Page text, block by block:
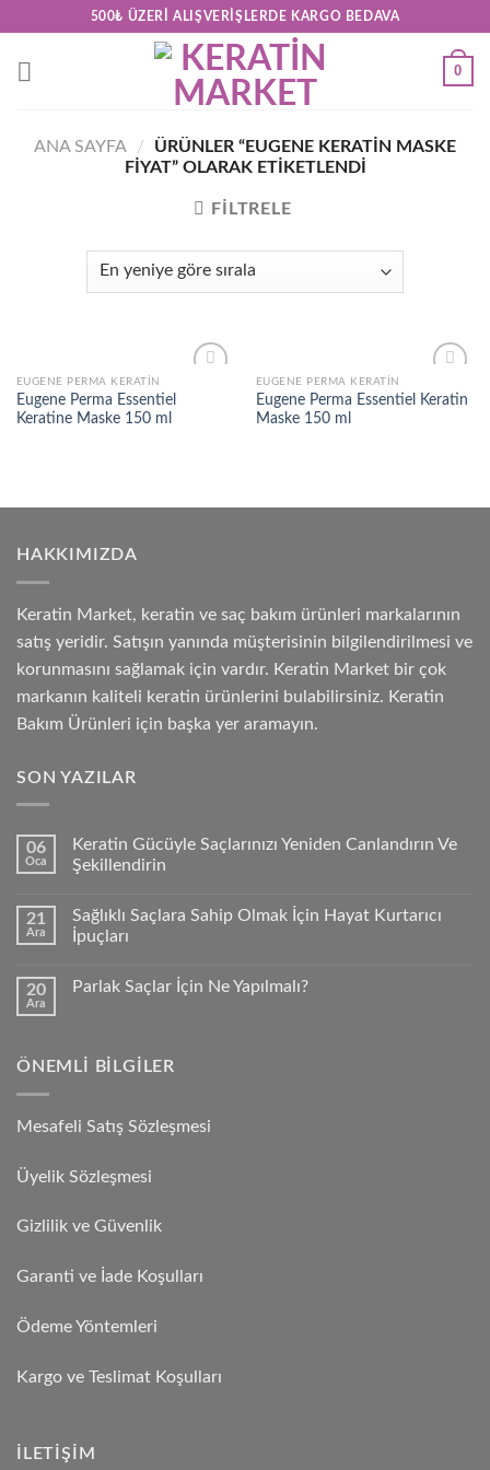
content
500₺ ÜZERI ALIŞVERIŞLERDE KARGO BEDAVA
0
ANA SAYFA /
ÜRÜNLER “EUGENE KERATIN MASKE
FIYAT” OLARAK ETIKETLENDI
FILTRELE
EUGENE PERMA KERATIN
Eugene Perma Essentiel
Keratine Maske 150 ml
Add to
wishlist
EUGENE PERMA KERATIN
Eugene Perma Essentiel Keratin
Maske 150 ml
HAKKIMIZDA
Keratin Market, keratin ve saç bakım ürünleri markalarının
satış yeridir. Satışın yanında müşterisinin bilgilendirilmesi ve
korunmasını sağlamak için vardır. Keratin Market bir çok
markanın kaliteli keratin ürünlerini bulabilirsiniz. Keratin
Bakım Ürünleri için başka yer aramayın.
SON YAZILAR
06
Oca
Keratin Gücüyle Saçlarınızı Yeniden Canlandırın Ve
Şekillendirin
21
Ara
Sağlıklı Saçlara Sahip Olmak İçin Hayat Kurtarıcı
İpuçları
20
Ara
Parlak Saçlar İçin Ne Yapılmalı?
ÖNEMLI BILGILER
Mesafeli Satış Sözleşmesi
Üyelik Sözleşmesi
Gizlilik ve Güvenlik
Garanti ve İade Koşulları
Ödeme Yöntemleri
Kargo ve Teslimat Koşulları
İLETIŞIM